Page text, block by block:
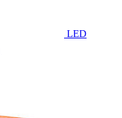
LED